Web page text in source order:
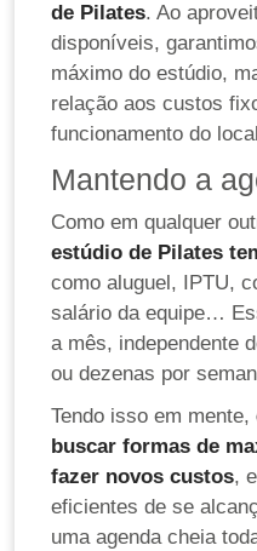
de Pilates. Ao
disponíveis,
máximo do estúdio,
relação aos custos
funcionamento do
Mantendo a
Como em qualquer
estúdio de Pilates
como aluguel, IPTU,
salário da equipe…
a mês, independente
ou dezenas por
Tendo isso em mente,
buscar formas de
fazer novos custos,
eficientes de se
uma agenda cheia